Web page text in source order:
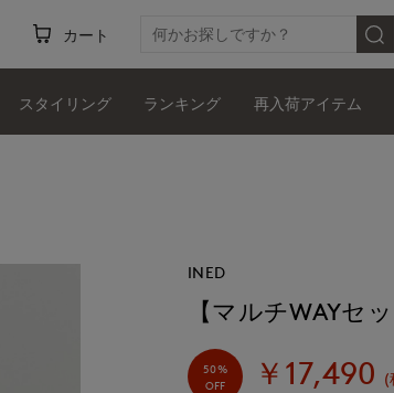
カート
スタイリング ランキング 再入荷アイテム
INED
【マルチWAYセ
50%
OFF
￥17,490 (